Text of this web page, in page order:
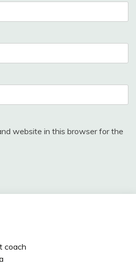
website in this browser for the
coach